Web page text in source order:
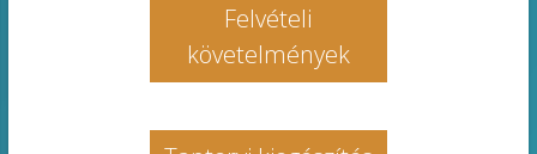
Felvételi
követelmények